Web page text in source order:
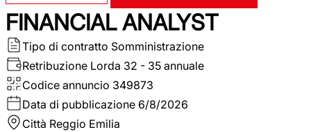
FINANCIAL ANALYST
Tipo di contratto Somministrazione
Retribuzione Lorda 32 - 35 annuale
Codice annuncio 349873
Data di pubblicazione 6/8/2026
Città Reggio Emilia